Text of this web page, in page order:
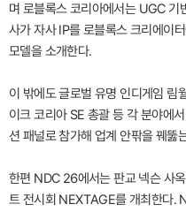
며 로블록스 코리아에서는 UGC 기
사가 자사 IP를 로블록스 크리에이
모델을 소개한다.
이 밖에도 글로벌 유명 인디게임 림
이크 코리아 SE 총괄 등 각 분야에
션 패널로 참가해 업계 안팎을 꿰뚫
한편 NDC 26에서는 판교 넥슨 사
트 전시회 NEXTAGE를 개최한다.